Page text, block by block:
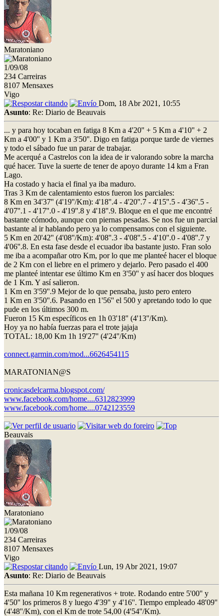
Maratoniano
1/09/08
234 Carreiras
8107 Mensaxes
Vigo
Dom, 18 Abr 2021, 10:55
Asunto: Re: Diario de Beauvais
... y para hoy tocaban en fatiga 8 Km a 4'20'' + 5 Km a 4'10'' + 2
Km a 4'00'' y 1 Km a 3'50''. Digo en fatiga porque tarde de viernes
y todo el sábado fue un parar de trabajar.
Me acerqué a Castrelos con la idea de ir valorando sobre la marcha
qué hacer. Tuve la suerte de tener de apoyo durante 14 km a Fran
Lago.
Ha costado y hacia el final ya iba maduro.
Tras 3 Km de calentamiento estos fueron los parciales:
8 Km en 34'37'' (4'19''/Km): 4'18''.4 - 4'20''.7 - 4'15''.5 - 4'36''.5 -
4'07''.1 - 4'17''.0 - 4'19''.8 y 4'18''.9. Bloque en el que me encontré
bastante cómodo, aunque con piernas pesadas. Se nos fue un parcial
bastante al ir hablando pero ya lo compensamos con el siguiente.
5 Km en 20'42'' (4'08''/Km): 4'08''.3 - 4'08''.5 - 4'10''.0 - 4'08''.7 y
4'06''.8. En esta fase desde el ecuador iba bastante justo. Fran solo
me iba a acompañar otro Km, por lo que me planteé hacer el bloque
de 2 Km con el liebre en el primero y dejarlo. Pero pasado el 400
me planteé intentar ese último Km en 3'50'' y así hacer dos bloques
de 1 Km. Y así salieron.
1 Km en 3'59''.9 Mejor de lo que pensaba, justo pero entero
1 Km en 3'50''.6. Pasando en 1'56'' el 500 y apretando todo lo que
pude en los últimos 300 m.
Fueron 15 Km específicos en 1h 03'18'' (4'13''/Km).
Hoy ya no había fuerzas para el trote jajaja
TOTAL: 18,00 Km 1h 19'27'' (4'24''/Km)
connect.garmin.com/mod...6626454115
MARATONIAN@S
cronicasdelcarma.blogspot.com/
www.facebook.com/home....6312823999
www.facebook.com/home....0742123559
Beauvais
Maratoniano
1/09/08
234 Carreiras
8107 Mensaxes
Vigo
Lun, 19 Abr 2021, 19:07
Asunto: Re: Diario de Beauvais
Esta mañana 10 Km regenerativos + trote. Rodando entre 5'00'' y
4'50'' los primeros 8 y luego 4'39'' y 4'16''. Tiempo empleado 48'09''
(4'48''/Km), con el Km de trote 54,00 (4'54''/Km).